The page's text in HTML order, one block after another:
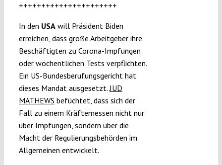
++++++++++++++++++++++
In den USAwill Präsident Biden
erreichen, dass große Arbeitgeber ihre
Beschäftigten zu Corona-Impfungen
oder wöchentlichen Tests verpflichten.
Ein US-Bundesberufungsgericht hat
dieses Mandat ausgesetzt.JUD
MATHEWS befüchtet, dass sich der
Fall zu einem Kräftemessen nicht nur
über Impfungen, sondern über die
Macht der Regulierungsbehörden im
Allgemeinen entwickelt.